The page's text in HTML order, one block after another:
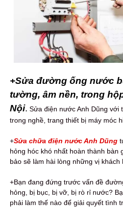
+Sửa đường ống nước
tường, âm nền, trong
Nội. Sửa điện nước Anh Dũng với
trong nghề, trang thiết bị máy móc
+Sửa chữa điện nước Anh Dũng
hỏng hóc khó nhất hoàn thành bàn
bảo sẽ làm hài lòng những vị khách
+Bạn đang đứng trước vấn đề
hỏng, bị bục, bị vỡ, bị rò rỉ nước?
phải làm thế nào để giải quyết tình